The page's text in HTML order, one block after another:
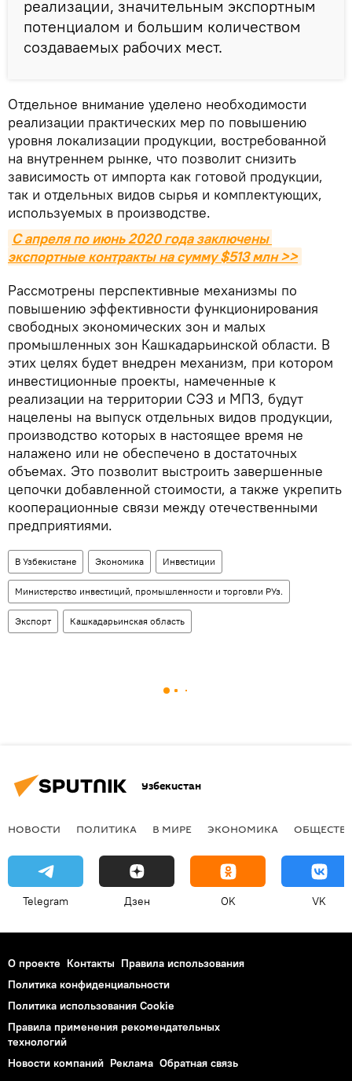
реализации, значительным экспортным
потенциалом и большим количеством
создаваемых рабочих мест.
Отдельное внимание уделено необходимости
реализации практических мер по повышению
уровня локализации продукции, востребованной
на внутреннем рынке, что позволит снизить
зависимость от импорта как готовой продукции,
так и отдельных видов сырья и комплектующих,
используемых в производстве.
С апреля по июнь 2020 года заключены
экспортные контракты на сумму $513 млн >>
Рассмотрены перспективные механизмы по
повышению эффективности функционирования
свободных экономических зон и малых
промышленных зон Кашкадарьинской области. В
этих целях будет внедрен механизм, при котором
инвестиционные проекты, намеченные к
реализации на территории СЭЗ и МПЗ, будут
нацелены на выпуск отдельных видов продукции,
производство которых в настоящее время не
налажено или не обеспечено в достаточных
объемах. Это позволит выстроить завершенные
цепочки добавленной стоимости, а также укрепить
кооперационные связи между отечественными
предприятиями.
В Узбекистане Экономика Инвестиции
Министерство инвестиций, промышленности и торговли РУз.
Экспорт Кашкадарьинская область
Узбекистан
НОВОСТИ ПОЛИТИКА В МИРЕ ЭКОНОМИКА
Telegram Дзен OK VK
О проекте Контакты Правила использования
Политика конфиденциальности
Политика использования Cookie
Правила применения рекомендательных
технологий
Новости компаний Реклама Обратная связь